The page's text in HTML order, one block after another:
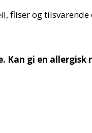
fliser og tilsvarende
Kan gi en allergisk